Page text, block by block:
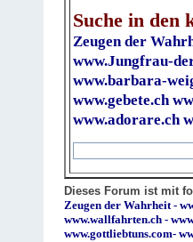
Suche in den
Zeugen der
www.Jungfrau-
www.barbara-
www.gebete.ch
www.adorare.ch
Dieses Forum ist mit
Zeugen der Wahrheit-
www.wallfahrten.ch -
www.gottliebtuns.com-